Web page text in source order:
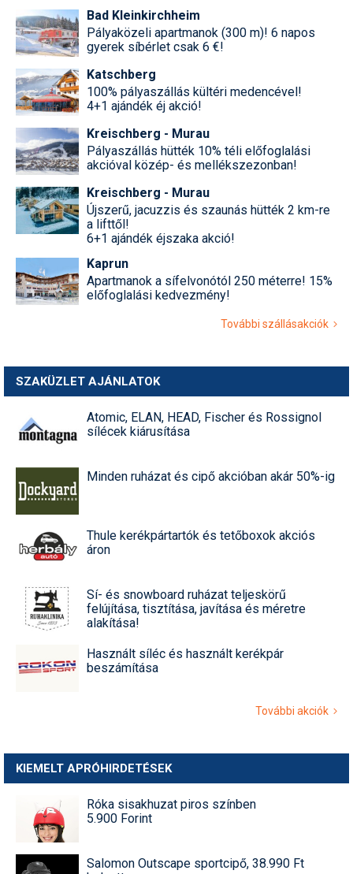
Bad Kleinkirchheim
Pályaközeli apartmanok (300 m)! 6 napos
gyerek síbérlet csak 6 €!
Katschberg
100% pályaszállás kültéri medencével!
4+1 ajándék éj akció!
Kreischberg - Murau
Pályaszállás hütték 10% téli előfoglalási
akcióval közép- és mellékszezonban!
Kreischberg - Murau
Újszerű, jacuzzis és szaunás hütték 2 km-re
a lifttől!
6+1 ajándék éjszaka akció!
Kaprun
Apartmanok a sífelvonótól 250 méterre! 15%
előfoglalási kedvezmény!
További szállásakciók
SZAKÜZLET AJÁNLATOK
Atomic, ELAN, HEAD, Fischer és Rossignol
sílécek kiárusítása
Minden ruházat és cipő akcióban akár 50%-ig
Thule kerékpártartók és tetőboxok akciós
áron
Sí- és snowboard ruházat teljeskörű
felújítása, tisztítása, javítása és méretre
alakítása!
Használt síléc és használt kerékpár
beszámítása
További akciók
KIEMELT APRÓHIRDETÉSEK
Róka sisakhuzat piros színben
5.900 Forint
Salomon Outscape sportcipő, 38.990 Ft